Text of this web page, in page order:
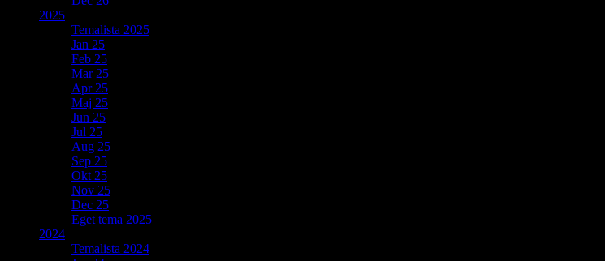
2025
Temalista 2025
Jan 25
Feb 25
Mar 25
Apr 25
Maj 25
Jun 25
Jul 25
Aug 25
Sep 25
Okt 25
Nov 25
Dec 25
Eget tema 2025
2024
Temalista 2024